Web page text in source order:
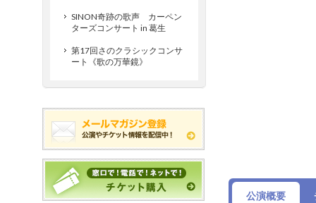
公演概要
SINON奇跡の歌声 カーペン
ターズコンサート in 葛生
第17回さのクラシックコンサ
ート《歌の万華鏡》